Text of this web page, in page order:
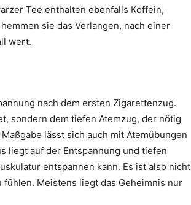
Tee enthalten ebenfalls Koffein,
sie das Verlangen, nach einer
wert.
nach dem ersten Zigarettenzug.
sondern dem tiefen Atemzug, der nötig
lässt sich auch mit Atemübungen
liegt auf der Entspannung und tiefen
entspannen kann. Es ist also nicht
Meistens liegt das Geheimnis nur